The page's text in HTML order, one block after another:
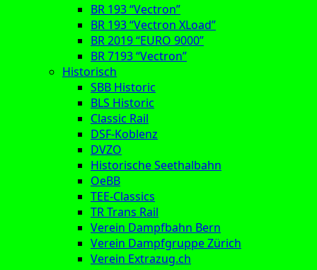
BR 193 “Vectron”
BR 193 “Vectron XLoad”
BR 2019 “EURO 9000”
BR 7193 “Vectron”
Historisch
SBB Historic
BLS Historic
Classic Rail
DSF-Koblenz
DVZO
Historische Seethalbahn
OeBB
TEE-Classics
TR Trans Rail
Verein Dampfbahn Bern
Verein Dampfgruppe Zürich
Verein Extrazug.ch